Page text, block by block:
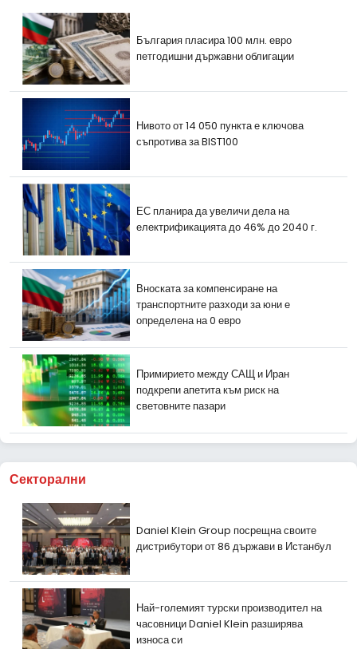
България пласира 100 млн. евро
петгодишни държавни облигации
Нивото от 14 050 пункта е ключова
съпротива за BIST100
ЕС планира да увеличи дела на
електрификацията до 46% до 2040 г.
Вноската за компенсиране на
транспортните разходи за юни е
определена на 0 евро
Примирието между САЩ и Иран
подкрепи апетита към риск на
световните пазари
Секторални
Daniel Klein Group посрещна своите
дистрибутори от 86 държави в Истанбул
Най-големият турски производител на
часовници Daniel Klein разширява
износа си